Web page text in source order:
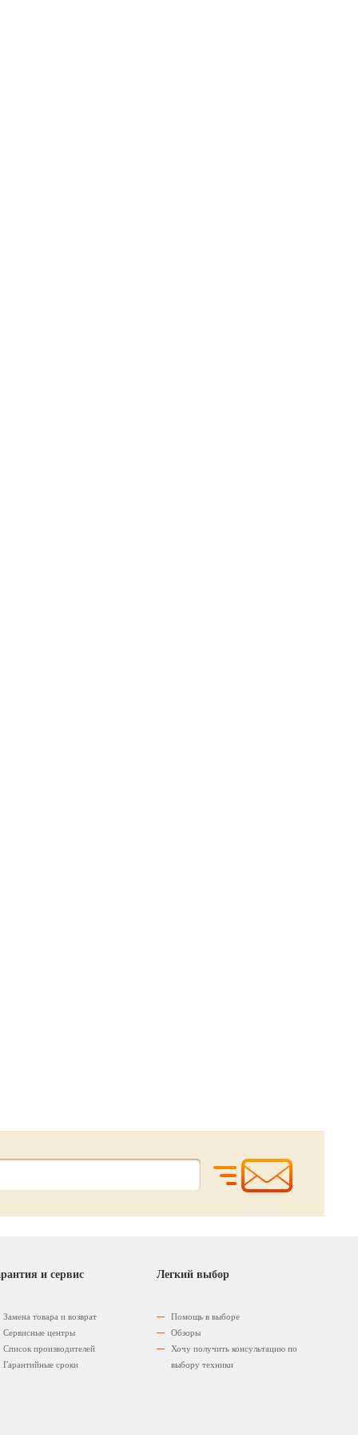
и сервис
Замена товара и возврат
Сервисные центры
Список производителей
Гарантийные сроки
Легкий выбор
Помощь в выборе
Обзоры
Хочу получить консультацию по
выбору техники